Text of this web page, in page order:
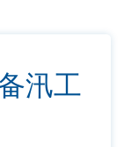
汛工